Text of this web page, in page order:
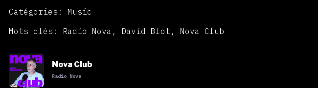
Catégories: Music
Mots clés: Radio Nova, David Blot, Nova Club
Nova Club
Radio Nova